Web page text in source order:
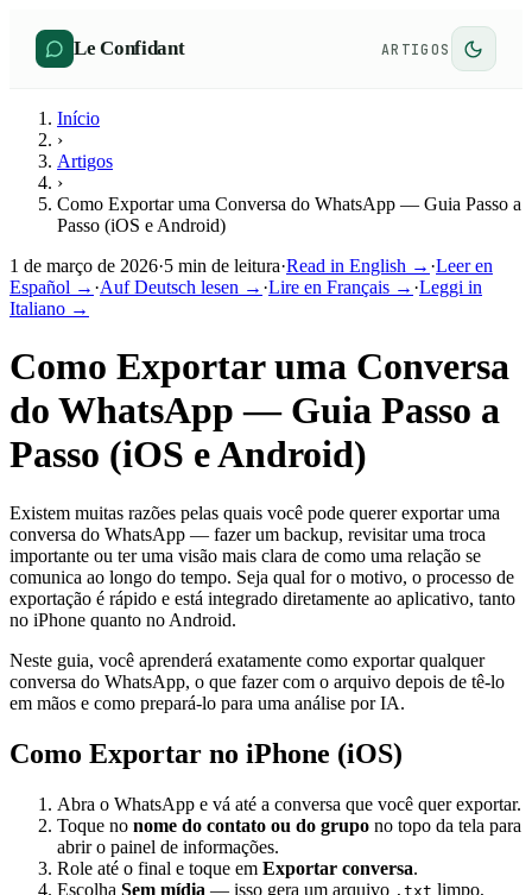
Le Confidant ARTIGOS
Início
›
Artigos
›
Como Exportar uma Conversa do WhatsApp — Guia Passo a
Passo (iOS e Android)
1 de março de 2026·5 min de leitura·Read in English → ·Leer en
Español → ·Auf Deutsch lesen → ·Lire en Français → ·Leggi in
Italiano →
Como Exportar uma Conversa
do WhatsApp — Guia Passo a
Passo (iOS e Android)
Existem muitas razões pelas quais você pode querer exportar uma
conversa do WhatsApp — fazer um backup, revisitar uma troca
importante ou ter uma visão mais clara de como uma relação se
comunica ao longo do tempo. Seja qual for o motivo, o processo de
exportação é rápido e está integrado diretamente ao aplicativo, tanto
no iPhone quanto no Android.
Neste guia, você aprenderá exatamente como exportar qualquer
conversa do WhatsApp, o que fazer com o arquivo depois de tê-lo
em mãos e como prepará-lo para uma análise por IA.
Como Exportar no iPhone (iOS)
Abra o WhatsApp e vá até a conversa que você quer exportar.
Toque no nome do contato ou do grupo no topo da tela para
abrir o painel de informações.
Role até o final e toque em Exportar conversa.
Escolha Sem mídia — isso gera um arquivo .txt limpo,